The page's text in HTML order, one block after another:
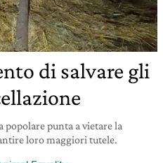
di salvare gli
popolare punta a vietare la
loro maggiori tutele.